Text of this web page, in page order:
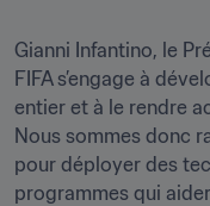
Gianni Infantino, le
FIFA s’engage à
entier et à le rendre
Nous sommes donc
pour déployer des
programmes qui